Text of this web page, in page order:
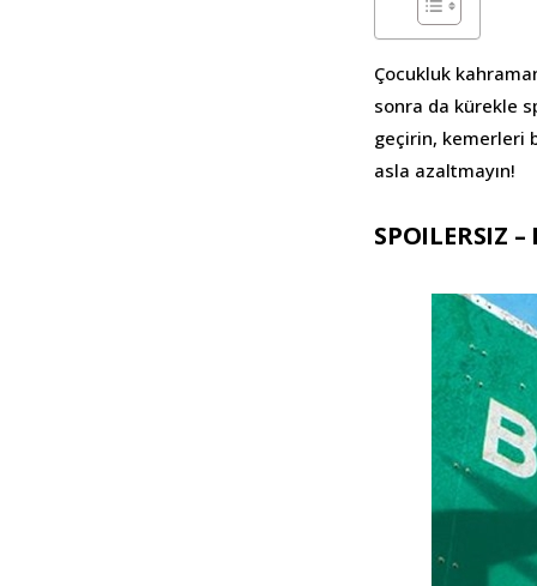
Çocukluk
sonra da kürekle
geçirin, kemerleri
asla azaltmayın!
SPOILERSIZ